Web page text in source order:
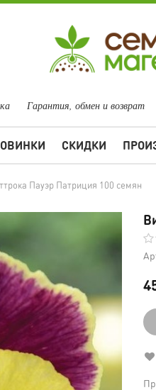
Гарантия, обмен и возврат
СКИДКИ
Пауэр Патриция 100 семян